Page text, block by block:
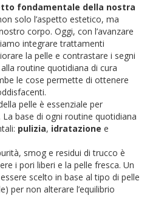
fondamentale della nostra
solo l’aspetto estetico, ma
corpo. Oggi, con l’avanzare
integrare trattamenti
la pelle e contrastare i segni
routine quotidiana di cura
le cose permette di ottenere
pelle è essenziale per
base di ogni routine quotidiana
pulizia, idratazione e
smog e residui di trucco è
i pori liberi e la pelle fresca. Un
scelto in base al tipo di pelle
per non alterare l’equilibrio